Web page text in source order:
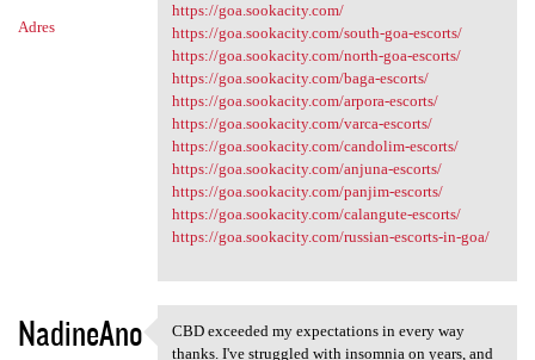
Adres
https://goa.sookacity.com/
https://goa.sookacity.com/south-goa-escorts/
https://goa.sookacity.com/north-goa-escorts/
https://goa.sookacity.com/baga-escorts/
https://goa.sookacity.com/arpora-escorts/
https://goa.sookacity.com/varca-escorts/
https://goa.sookacity.com/candolim-escorts/
https://goa.sookacity.com/anjuna-escorts/
https://goa.sookacity.com/panjim-escorts/
https://goa.sookacity.com/calangute-escorts/
https://goa.sookacity.com/russian-escorts-in-goa/
NadineAno CBD exceeded my expectations
CBD exceeded my expectations in every way
thanks. I've struggled with insomnia on years, and